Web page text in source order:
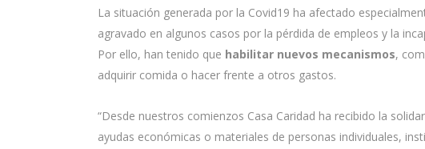
La situación generada por la Covid19 ha afectado
agravado en algunos casos por la pérdida de empleos y la
Por ello, han tenido que habilitar nuevos mecanismos,
adquirir comida o hacer frente a otros gastos.
“Desde nuestros comienzos Casa Caridad ha recibido la
ayudas económicas o materiales de personas individuales,